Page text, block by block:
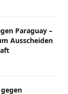
Paraguay –
Ausscheiden